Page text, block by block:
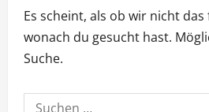
Es scheint, als ob wir nicht
wonach du gesucht hast.
Suche.
Suche